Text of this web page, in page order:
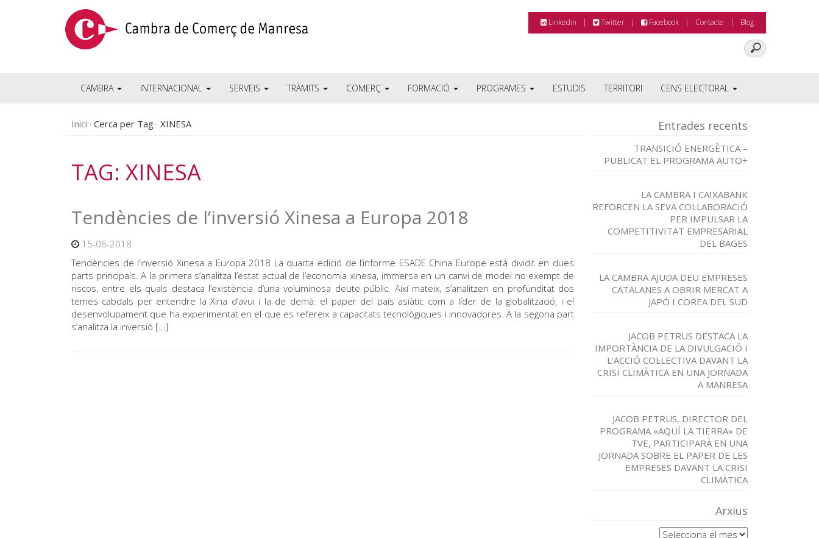
Linkedin Twitter Facebook Contacte Blog
CAMBRA INTERNACIONAL SERVEIS TRÀMITS COMERÇ FORMACIÓ PROGRAMES ESTUDIS TERRITORI CENS ELECTORAL
Inici Cerca per Tag XINESA
TAG: XINESA
Tendències de l’inversió Xinesa a Europa 2018
15-06-2018
Tendències de l’inversió Xinesa a Europa 2018 La quarta edició de l’informe ESADE China Europe està dividit en dues
parts principals. A la primera s’analitza l’estat actual de l’economia xinesa, immersa en un canvi de model no exempt de
riscos, entre els quals destaca l’existència d’una voluminosa deute públic. Així mateix, s’analitzen en profunditat dos
temes cabdals per entendre la Xina d’avui i la de demà: el paper del país asiàtic com a líder de la globalització, i el
desenvolupament que ha experimentat en el que es refereix a capacitats tecnològiques i innovadores. A la segona part
s’analitza la inversió […]
Entrades recents
TRANSICIÓ ENERGÈTICA –
PUBLICAT EL PROGRAMA AUTO+
LA CAMBRA I CAIXABANK
REFORCEN LA SEVA COL·LABORACIÓ
PER IMPULSAR LA
COMPETITIVITAT EMPRESARIAL
DEL BAGES
LA CAMBRA AJUDA DEU EMPRESES
CATALANES A OBRIR MERCAT A
JAPÓ I COREA DEL SUD
JACOB PETRUS DESTACA LA
IMPORTÀNCIA DE LA DIVULGACIÓ I
L’ACCIÓ COL·LECTIVA DAVANT LA
CRISI CLIMÀTICA EN UNA JORNADA
A MANRESA
JACOB PETRUS, DIRECTOR DEL
PROGRAMA «AQUÍ LA TIERRA» DE
TVE, PARTICIPARÀ EN UNA
JORNADA SOBRE EL PAPER DE LES
EMPRESES DAVANT LA CRISI
CLIMÀTICA
Arxius
Arxius